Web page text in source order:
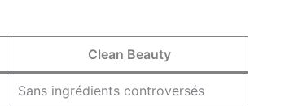
Clean Beauty
Sans ingrédients controversés